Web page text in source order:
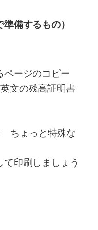
備するもの）
ページのコピー
文の残高証明書
ちょっと特殊な
て印刷しましょう